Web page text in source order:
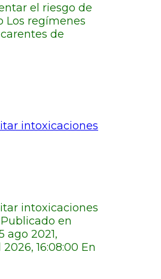
el riesgo de
Los regímenes
de
intoxicaciones
intoxicaciones
en
ago 2021,
16:08:00 En